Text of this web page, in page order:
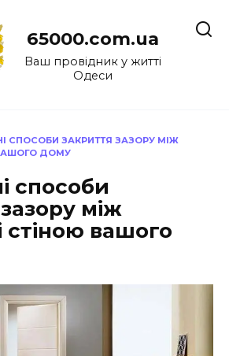
65000.com.ua
Ваш провідник у житті
Одеси
СПОСОБИ ЗАКРИТТЯ ЗАЗОРУ МІЖ
ДОМУ
способи
між
стіною вашого